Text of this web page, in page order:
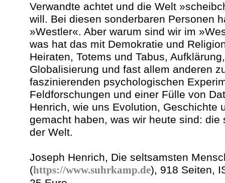
Verwandte achtet und die Welt
will. Bei diesen sonderbaren Personen
»Westler«. Aber warum sind wir im
was hat das mit Demokratie und
Heiraten, Totems und Tabus,
Globalisierung und fast allem anderen
faszinierenden psychologischen
Feldforschungen und einer Fülle von
Henrich, wie uns Evolution, Geschichte
gemacht haben, was wir heute sind: die
der Welt.
Joseph Henrich, Die seltsamsten
(https://www.suhrkamp.de), 918 Seiten,